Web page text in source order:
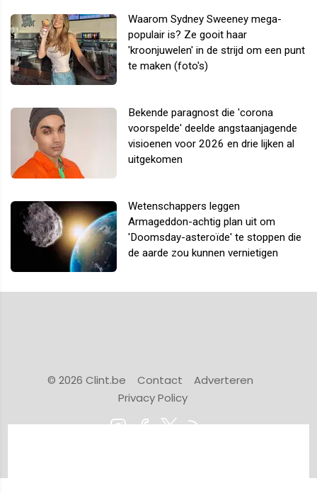
Waarom Sydney Sweeney mega-
populair is? Ze gooit haar
'kroonjuwelen' in de strijd om een punt
te maken (foto's)
Bekende paragnost die 'corona
voorspelde' deelde angstaanjagende
visioenen voor 2026 en drie lijken al
uitgekomen
Wetenschappers leggen
Armageddon-achtig plan uit om
'Doomsday-asteroïde' te stoppen die
de aarde zou kunnen vernietigen
© 2026 Clint.be Contact
Adverteren
Privacy Policy